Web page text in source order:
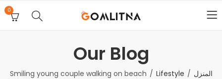
0
Our Blog
المنزل Lifestyle
Smiling young couple walking on beach